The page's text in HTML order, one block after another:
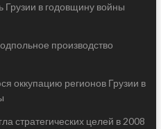
Грузии в годовщину войны
производство
регионов Грузии в
стратегических целей в 2008